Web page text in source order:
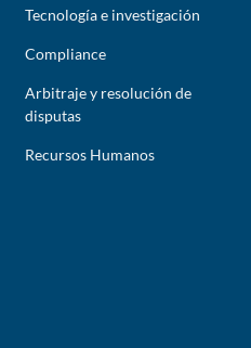
Tecnología e investigación
Compliance
Arbitraje y resolución de
disputas
Recursos Humanos